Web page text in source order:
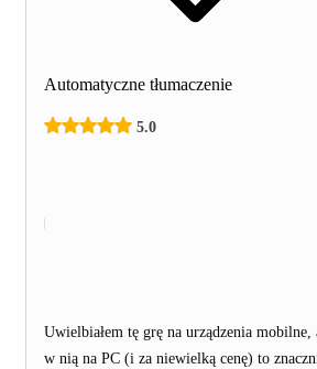
Automatyczne tłumaczenie
5.0
Uwielbiałem tę grę na urządzenia
w nią na PC (i za niewielką cenę) to